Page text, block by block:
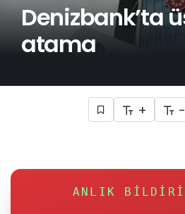
Denizbank’ta
atama
+ -
ANLIK